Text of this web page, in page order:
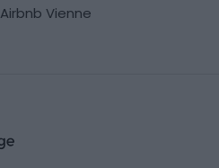
Airbnb Vienne